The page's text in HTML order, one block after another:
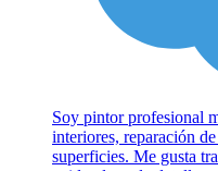
Soy pintor profesional
interiores, reparación
superficies. Me gusta